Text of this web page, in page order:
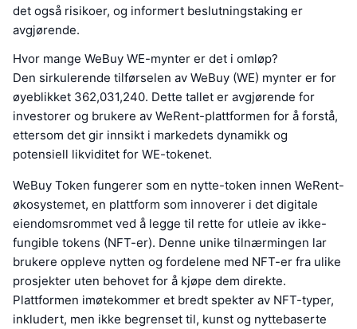
det også risikoer, og informert beslutningstaking er
avgjørende.
Hvor mange WeBuy WE-mynter er det i omløp?
Den sirkulerende tilførselen av WeBuy (WE) mynter er for
øyeblikket 362,031,240. Dette tallet er avgjørende for
investorer og brukere av WeRent-plattformen for å forstå,
ettersom det gir innsikt i markedets dynamikk og
potensiell likviditet for WE-tokenet.
WeBuy Token fungerer som en nytte-token innen WeRent-
økosystemet, en plattform som innoverer i det digitale
eiendomsrommet ved å legge til rette for utleie av ikke-
fungible tokens (NFT-er). Denne unike tilnærmingen lar
brukere oppleve nytten og fordelene med NFT-er fra ulike
prosjekter uten behovet for å kjøpe dem direkte.
Plattformen imøtekommer et bredt spekter av NFT-typer,
inkludert, men ikke begrenset til, kunst og nyttebaserte